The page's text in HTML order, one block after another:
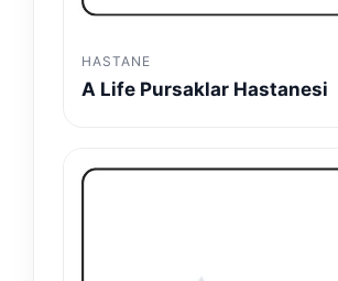
HASTANE
A Life Pursaklar Hastanesi